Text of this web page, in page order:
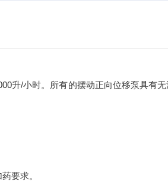
升/小时。所有的摆动正向位移泵具有
要求。